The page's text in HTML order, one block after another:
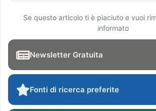
Se questo articolo ti è piaciuto e vuoi
informato
Newsletter Gratuita
Fonti di ricerca preferite